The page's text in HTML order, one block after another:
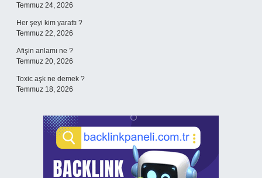
Temmuz 24, 2026
Her şeyi kim yarattı ?
Temmuz 22, 2026
Afişin anlamı ne ?
Temmuz 20, 2026
Toxic aşk ne demek ?
Temmuz 18, 2026